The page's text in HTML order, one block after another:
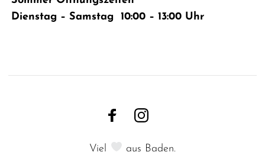
Dienstag – Samstag 10:00 – 13:00 Uhr
Viel aus Baden.